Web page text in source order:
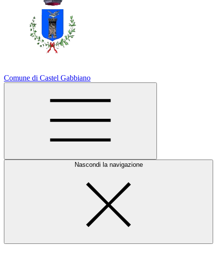
Comune di Castel Gabbiano
Nascondi la navigazione